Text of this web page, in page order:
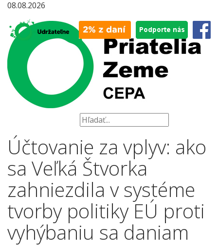
08.08.2026
Účtovanie za vplyv: ako
sa Veľká Štvorka
zahniezdila v systéme
tvorby politiky EÚ proti
vyhýbaniu sa daniam